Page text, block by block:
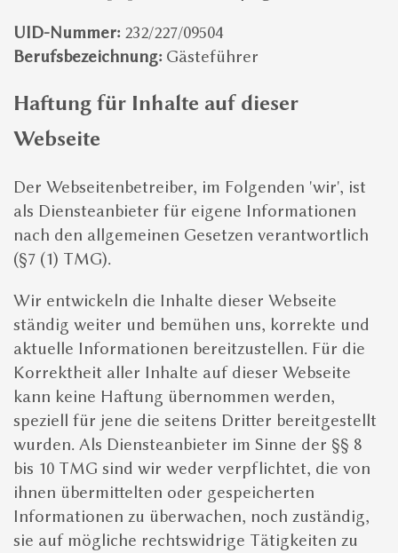
Die Abenteuer können im gesamten
Leipziger Neuseenlandstattfinden.
Region Leipzig die größte Abwechslung
Unsere Team-Events bieten sich für
Firmenausflüge, Familien und Gruppen
an. Stellen Sie einfach eineunverbindliche
Buchungsanfrage
3 SCHRITTE ZUR PERFEKTEN TOUR
1
Tour eines Naturabenteuers auswählen
2
Vorgegebenen Termin wählen. Oder eigenen
Termin samt gewünschten Zusatzleistungen
vorschlagen
Buchungsanfrage absenden
UID-Nummer:232/227/09504
Berufsbezeichnung:Gästeführer
Haftung für Inhalte auf dieser
Webseite
Der Webseitenbetreiber, im Folgenden 'wir', ist
als Diensteanbieter für eigene Informationen
nach den allgemeinen Gesetzen verantwortlich
(§7 (1) TMG).
Wir entwickeln die Inhalte dieser Webseite
ständig weiter und bemühen uns, korrekte und
aktuelle Informationen bereitzustellen. Für die
Korrektheit aller Inhalte auf dieser Webseite
kann keine Haftung übernommen werden,
speziell für jene die seitens Dritter bereitgestellt
wurden. Als Diensteanbieter im Sinne der §§ 8
bis 10 TMG sind wir weder verpflichtet, die von
ihnen übermittelten oder gespeicherten
Informationen zu überwachen, noch zuständig,
sie auf mögliche rechtswidrige Tätigkeiten zu